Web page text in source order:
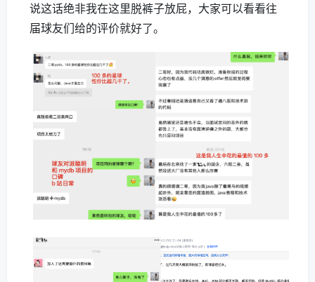
说这话绝非我在这里脱裤子放屁，大家可以看看往
届球友们给的评价就好了。